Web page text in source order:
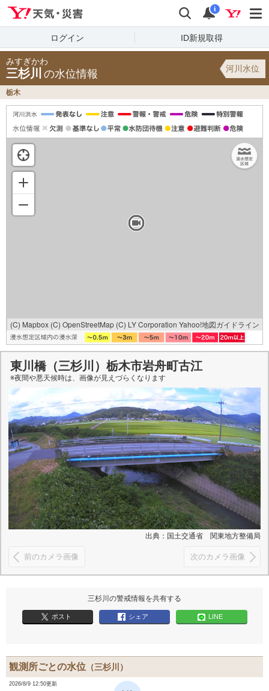
検索 通知
i
ログイン ID新規取得
みすぎかわ
三杉川 の水位情報 河川水位
栃木
(C) Mapbox (C) OpenStreetMap (C) LY Corporation Yahoo!地図ガイドライン
東川橋（三杉川）栃木市岩舟町古江
※夜間や悪天候時は、 画像が見えづらくなります
出典：国土交通省 関東地方整備局
前のカメラ画像 次のカメラ画像
三杉川の警戒情報を共有する
ポスト シェア LINE
観測所ごとの水位 （三杉川）
2026/8/9 12:50更新